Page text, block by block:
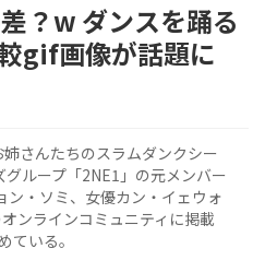
？w ダンスを踊る
gif画像が話題に
さんたちのスラムダンクシー
ループ「2NE1」の元メンバー
ン・ソミ、女優カン・イェウォ
ンラインコミュニティに掲載
ている。